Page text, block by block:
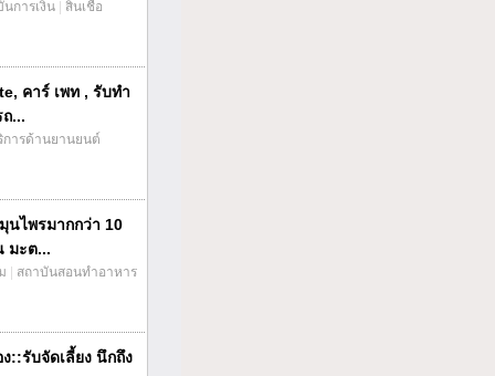
การเงิน สินเชื่อ
คาร์ เพท , รับทำ
...
การด้านยานยนต์
นไพรมากกว่า 10
มะต...
สถาบันสอนทำอาหาร
::รับจัดเลี้ยง นึกถึง